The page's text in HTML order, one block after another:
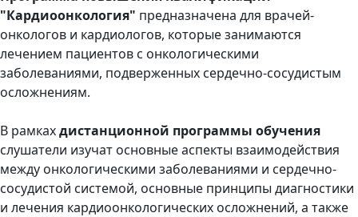
"Кардиоонкология" предназначена для врачей-
онкологов и кардиологов, которые занимаются
лечением пациентов с онкологическими
заболеваниями, подверженных сердечно-сосудистым
осложнениям.
В рамкахдистанционной программы обучения
слушатели изучат основные аспекты взаимодействия
между онкологическими заболеваниями и сердечно-
сосудистой системой, основные принципы диагностики
и лечения кардиоонкологических осложнений, а также